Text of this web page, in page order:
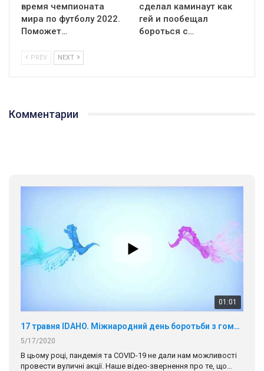
время чемпионата
мира по футболу 2022.
Поможет…
сделал каминаут как
гей и пообещал
бороться с…
PREV NEXT
Комментарии
01:01
17 травня IDAHO. Міжнародний день боротьби з гомофобією трансфобією і біфобія.
5/17/2020
В цьому році, пандемія та COVІD-19 не дали нам можливості
провести вуличні акції. Наше відео-звернення про те, що